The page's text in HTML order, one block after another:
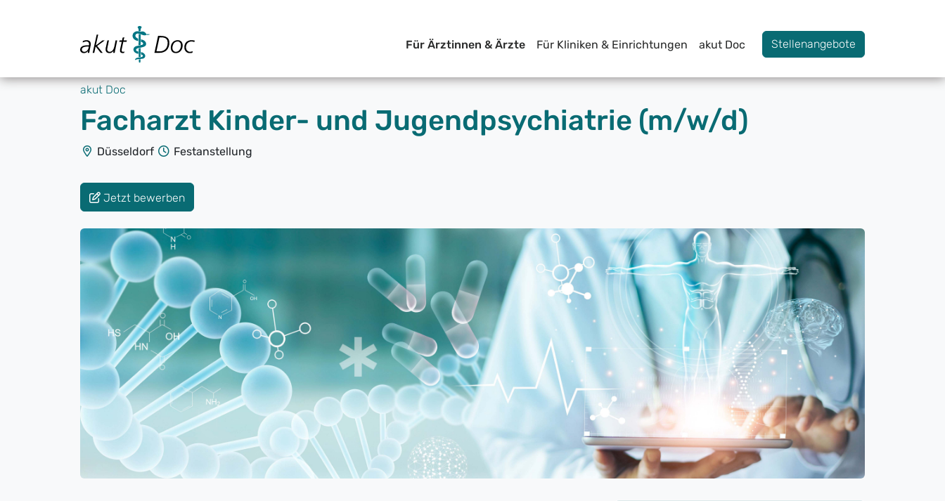
Für Ärztinnen & Ärzte Für Kliniken & Einrichtungen akut Doc Stellenangebote
akut Doc
Facharzt Kinder- und Jugendpsychiatrie (m/w/d)
Düsseldorf Festanstellung
Jetzt bewerben